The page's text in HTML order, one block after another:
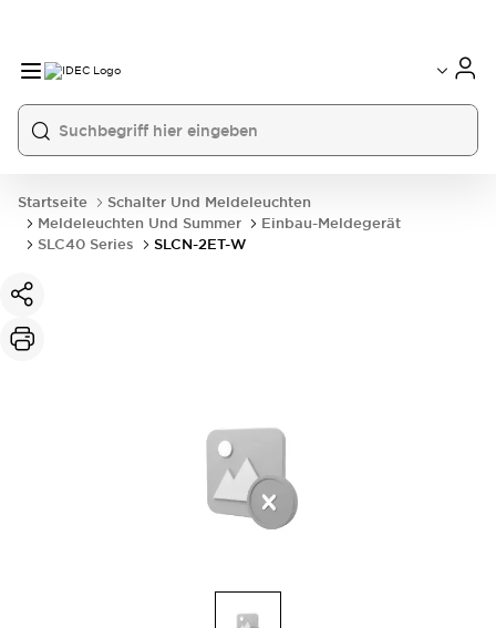
Startseite
Schalter Und Meldeleuchten
Meldeleuchten Und Summer
Einbau-Meldegerät
SLC40 Series
SLCN-2ET-W